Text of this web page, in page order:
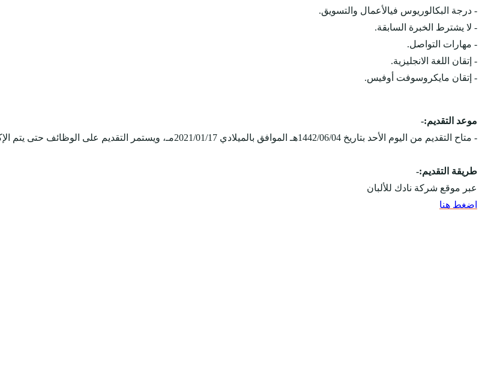
- درجة البكالوريوس فيالأعمال والتسويق.
- لا يشترط الخبرة السابقة.
- مهارات التواصل.
- إتقان اللغة الانجليزية.
- إتقان مايكروسوفت أوفيس.
موعد التقديم:-
- متاح التقديم من اليوم الأحد بتاريخ 1442/06/04هـ الموافق بالميلادي 2021/01/17مـ، ويستمر التقديم على الوظائف حتى يتم الإكتفاء بالعدد المطلوب.
طريقة التقديم:-
عبر موقع شركة نادك للألبان
اضغط هنا